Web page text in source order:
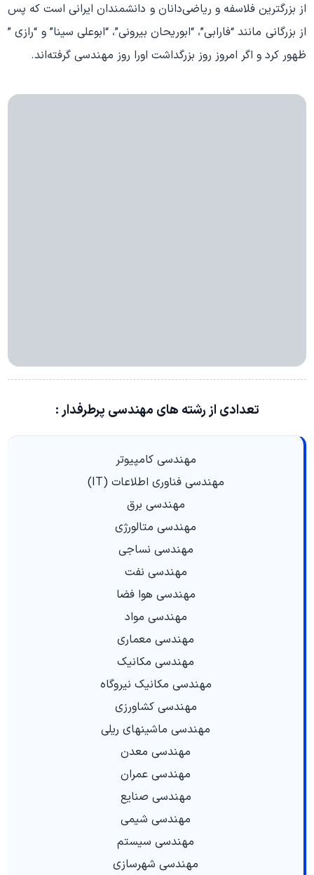
از بزرگترين فلاسفه و رياضي‌دانان و دانشمندان ايراني است كه پس
از بزرگاني مانند “فارابي”، “ابوريحان بيروني”، “ابوعلي سينا” و “رازي ”
ظهور كرد و اگر امروز روز بزرگداشت اورا روز مهندسي گرفته‌اند.
تعدادی از رشته های مهندسی پرطرفدار :
مهندسی کامپیوتر
مهندسی فناوری اطلاعات (IT)
مهندسی برق
مهندسی متالورژی
مهندسی نساجی
مهندسی نفت
مهندسی هوا فضا
مهندسی مواد
مهندسی معماری
مهندسی مکانیک
مهندسی مکانیک نیروگاه
مهندسی کشاورزی
مهندسی ماشینهای ریلی
مهندسی معدن
مهندسی عمران
مهندسی صنایع
مهندسی شیمی
مهندسی سیستم
مهندسی شهرسازی